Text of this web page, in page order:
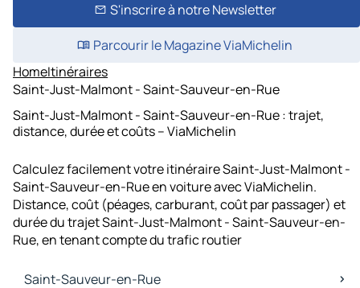
S'inscrire à notre Newsletter
Parcourir le Magazine ViaMichelin
HomeItinéraires
Saint-Just-Malmont - Saint-Sauveur-en-Rue
Saint-Just-Malmont - Saint-Sauveur-en-Rue : trajet,
distance, durée et coûts – ViaMichelin
Calculez facilement votre itinéraire Saint-Just-Malmont -
Saint-Sauveur-en-Rue en voiture avec ViaMichelin.
Distance, coût (péages, carburant, coût par passager) et
durée du trajet Saint-Just-Malmont - Saint-Sauveur-en-
Rue, en tenant compte du trafic routier
Saint-Sauveur-en-Rue